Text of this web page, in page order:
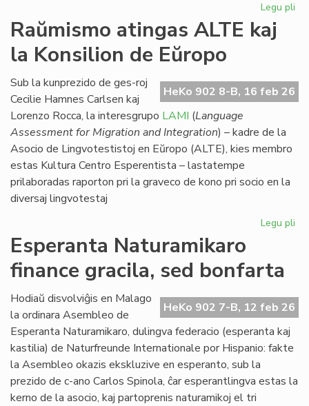
Legu pli
Raŭmismo atingas ALTE kaj
la Konsilion de Eŭropo
HeKo 902 8-B, 16 feb 26
Sub la kunprezido de ges-roj
Cecilie Hamnes Carlsen kaj
Lorenzo Rocca, la interesgrupo LAMI (Language
Assessment for Migration and Integration) – kadre de la
Asocio de Lingvotestistoj en Eŭropo (ALTE), kies membro
estas Kultura Centro Esperentista – lastatempe
prilaboradas raporton pri la graveco de kono pri socio en la
diversaj lingvotestaj
Legu pli
la
Esperanta Naturamikaro
finance gracila, sed bonfarta
HeKo 902 7-B, 12 feb 26
Hodiaŭ disvolviĝis en Malago
la ordinara Asembleo de
Esperanta Naturamikaro, dulingva federacio (esperanta kaj
kastilia) de Naturfreunde Internationale por Hispanio: fakte
la Asembleo okazis ekskluzive en esperanto, sub la
prezido de c-ano Carlos Spinola, ĉar esperantlingva estas la
kerno de la asocio, kaj partoprenis naturamikoj el tri